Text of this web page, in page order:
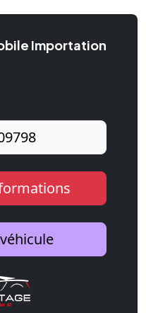
Importation